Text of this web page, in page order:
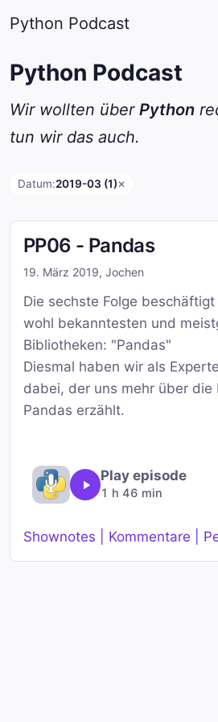
Python Podcast
Python Podcast
Wir wollten über Python
tun wir das auch.
Datum:2019-03 (1)✕
PP06 - Pandas
19. März 2019, Jochen
Die sechste Folge
wohl bekanntesten und
Bibliotheken: "Pandas"
Diesmal haben wir als
dabei, der uns mehr über die
Pandas erzählt.
Play episode
1 h 46 min
Shownotes | Kommentare |